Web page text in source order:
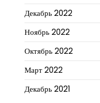
Декабрь 2022
Ноябрь 2022
Октябрь 2022
Март 2022
Декабрь 2021